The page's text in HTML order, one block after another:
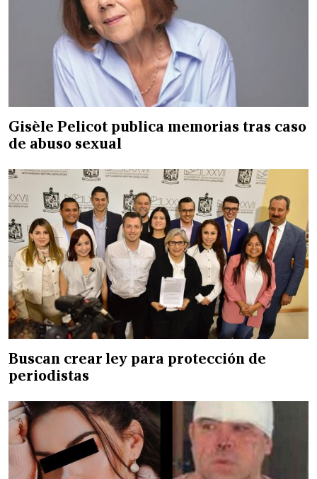
Gisèle Pelicot publica memorias tras caso
de abuso sexual
Buscan crear ley para protección de
periodistas